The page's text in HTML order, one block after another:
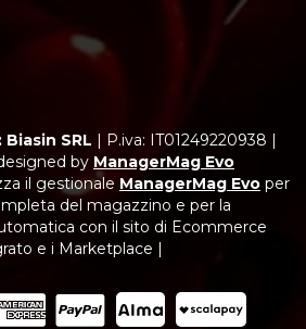
SRL | P.iva: IT01249220938 |
by ManagerMag Evo
il gestionale ManagerMag Evo per
del magazzino e per la
con il sito di Ecommerce
e i Marketplace |